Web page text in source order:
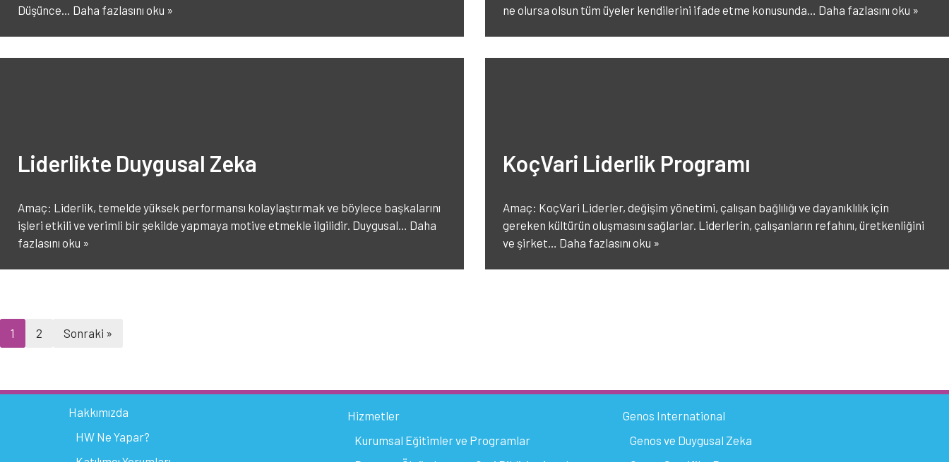
Düşünce… Daha fazlasını oku »
ne olursa olsun tüm üyeler kendilerini ifade etme konusunda… Daha fazlasını oku »
Liderlikte Duygusal Zeka
Amaç: Liderlik, temelde yüksek performansı kolaylaştırmak ve böylece başkalarını
işleri etkili ve verimli bir şekilde yapmaya motive etmekle ilgilidir. Duygusal… Daha
fazlasını oku »
KoçVari Liderlik Programı
Amaç: KoçVari Liderler, değişim yönetimi, çalışan bağlılığı ve dayanıklılık için
gereken kültürün oluşmasını sağlarlar. Liderlerin, çalışanların refahını, üretkenliğini
ve şirket… Daha fazlasını oku »
1 2 Sonraki »
Hakkımızda
HW Ne Yapar?
Hizmetler
Kurumsal Eğitimler ve Programlar
Genos International
Genos ve Duygusal Zeka